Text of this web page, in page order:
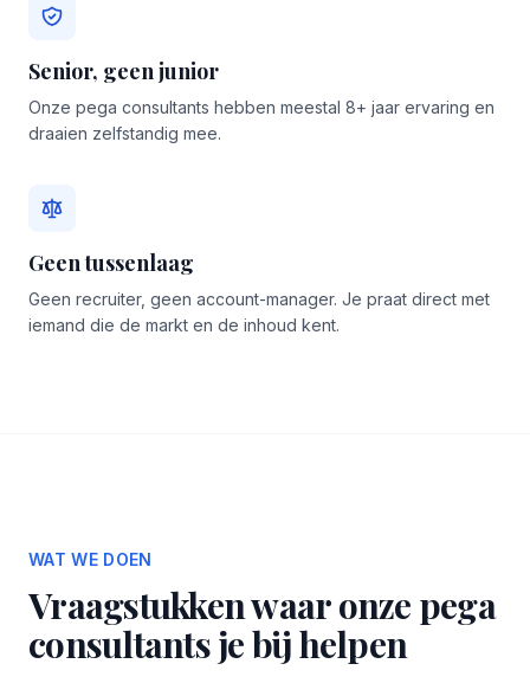
Senior, geen junior
Onze pega consultants hebben meestal 8+ jaar ervaring en
draaien zelfstandig mee.
Geen tussenlaag
Geen recruiter, geen account-manager. Je praat direct met
iemand die de markt en de inhoud kent.
WAT WE DOEN
Vraagstukken waar onze pega
consultants je bij helpen